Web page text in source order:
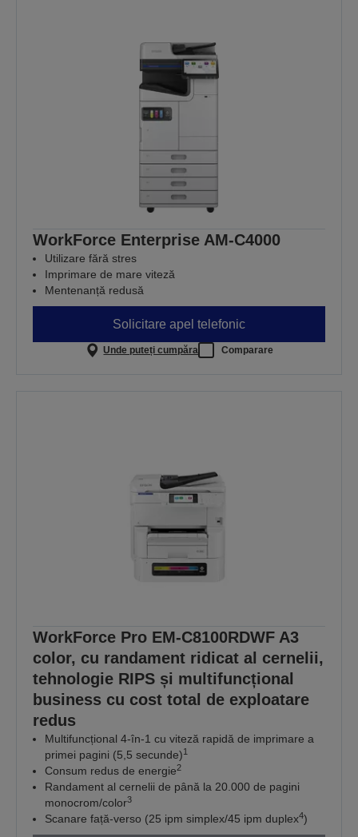
WorkForce Enterprise AM-C4000
Utilizare fără stres
Imprimare de mare viteză
Mentenanță redusă
Solicitare apel telefonic
Unde puteți cumpăra Comparare
WorkForce Pro EM-C8100RDWF A3
color, cu randament ridicat al cernelii,
tehnologie RIPS și multifuncțional
business cu cost total de exploatare
redus
Multifuncțional 4-în-1 cu viteză rapidă de imprimare a
primei pagini (5,5 secunde)1
Consum redus de energie2
Randament al cernelii de până la 20.000 de pagini
monocrom/color3
Scanare față-verso (25 ipm simplex/45 ipm duplex4)